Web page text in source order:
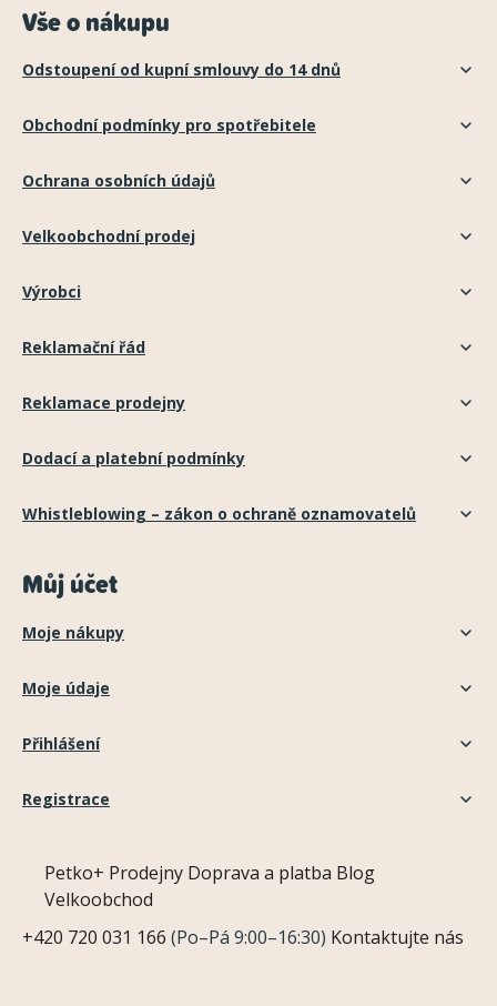
Vše o nákupu
Odstoupení od kupní smlouvy do 14 dnů
Obchodní podmínky pro spotřebitele
Ochrana osobních údajů
Velkoobchodní prodej
Výrobci
Reklamační řád
Reklamace prodejny
Dodací a platební podmínky
Whistleblowing – zákon o ochraně oznamovatelů
Můj účet
Moje nákupy
Moje údaje
Přihlášení
Registrace
Petko+ Prodejny Doprava a platba Blog
Velkoobchod
+420 720 031 166 (Po–Pá 9:00–16:30) Kontaktujte nás